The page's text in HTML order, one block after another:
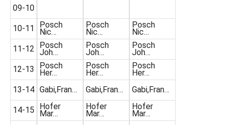
09-10
10-11
11-12
12-13
13-14
14-15
Posch
Nic…
Posch
Joh…
Posch
Her…
Gabi,Fran…
Hofer
Mar…
Posch
Nic…
Posch
Joh…
Posch
Her…
Gabi,Fran…
Hofer
Mar…
Posch
Nic…
Posch
Joh…
Posch
Her…
Gabi,Fran…
Hofer
Mar…